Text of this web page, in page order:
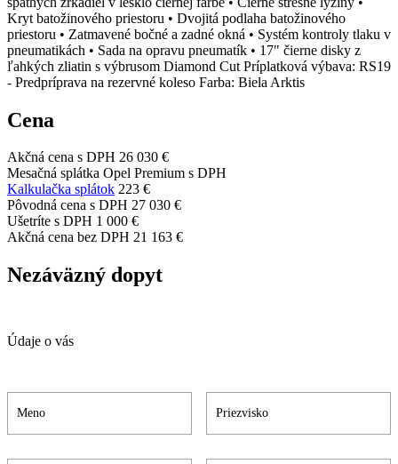
Kryt batožinového priestoru • Dvojitá podlaha batožinového
priestoru • Zatmavené bočné a zadné okná • Systém kontroly tlaku v
pneumatikách • Sada na opravu pneumatík • 17" čierne disky z
ľahkých zliatin s výbrusom Diamond Cut Príplatková výbava: RS19
- Predpríprava na rezervné koleso Farba: Biela Arktis
Cena
Akčná cena s DPH 26 030 €
Mesačná splátka Opel Premium s DPH
Kalkulačka splátok 223 €
Pôvodná cena s DPH 27 030 €
Ušetríte s DPH 1 000 €
Akčná cena bez DPH 21 163 €
Nezáväzný dopyt
Údaje o vás